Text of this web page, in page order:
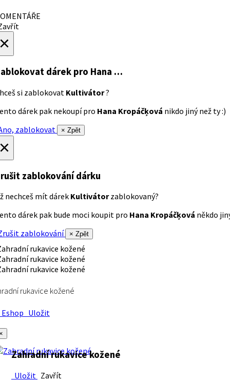
dárek pro Hana …
si zablokovat Kultivátor?
dárek pak nekoupí pro Hana Kropáčķová nikdo jiný než ty :)
zablokovat
× Zpět
zablokování dárku
nechceš mít dárek Kultivátorzablokovaný?
dárek pak bude moci koupit pro Hana Kropáčķová někdo
zablokování
× Zpět
rukavice kožené
Uložit
Zahradní rukavice kožené
Uložit Zavřít